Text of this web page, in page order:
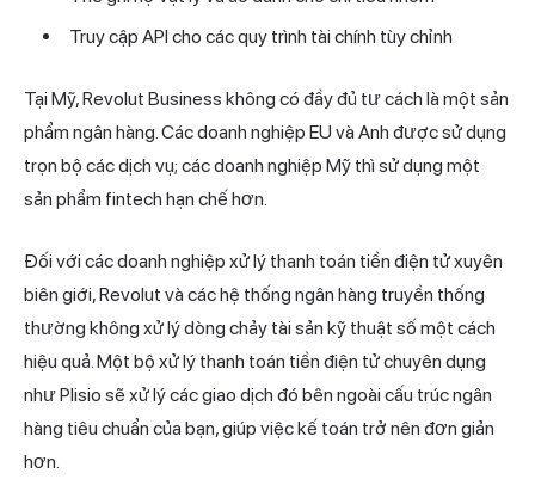
Truy cập API cho các quy trình tài chính tùy chỉnh
Tại Mỹ, Revolut Business không có đầy đủ tư cách là một sản
phẩm ngân hàng. Các doanh nghiệp EU và Anh được sử dụng
trọn bộ các dịch vụ; các doanh nghiệp Mỹ thì sử dụng một
sản phẩm fintech hạn chế hơn.
Đối với các doanh nghiệp xử lý thanh toán tiền điện tử xuyên
biên giới, Revolut và các hệ thống ngân hàng truyền thống
thường không xử lý dòng chảy tài sản kỹ thuật số một cách
hiệu quả. Một bộ xử lý thanh toán tiền điện tử chuyên dụng
nhưPlisio sẽ xử lý các giao dịch đó bên ngoài cấu trúc ngân
hàng tiêu chuẩn của bạn, giúp việc kế toán trở nên đơn giản
hơn.